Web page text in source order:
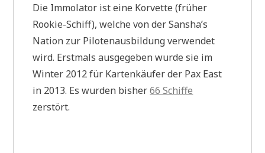
Die Immolator ist eine Korvette (früher
Rookie-Schiff), welche von der Sansha’s
Nation zur Pilotenausbildung verwendet
wird. Erstmals ausgegeben wurde sie im
Winter 2012 für Kartenkäufer der Pax East
in 2013. Es wurden bisher66 Schiffe
zerstört.